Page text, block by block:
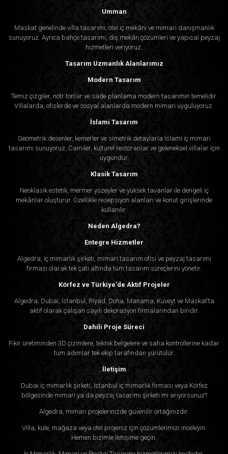
Umman
Maskat genelinde villa tasarımı, otel iç mekânı ve mimari danışmanlık
sunuyoruz. Ayrıca bahçe tasarımı, dış mekân çözümleri ve yapısal peyzaj
hizmetleri veriyoruz.
Tasarım Uzmanlık Alanlarımız
Modern Tasarım
Temiz çizgiler, nötr tonlar ve sade planlama modern tasarımın temelidir.
Villalarda, ofislerde ve sosyal alanlarda modern mimari uyguluyoruz.
İslami Tasarım
Geometrik desenler, kemerler ve simetrik detaylarla İslami iç mimari
tasarımı sunuyoruz. Camiler, kültürel restoranlar ve geleneksel villalar için
uygundur.
Klasik Tasarım
Neoklasik estetik, mermer yüzeyler ve yüksek tavanlar ile dengeli iç
mekânlar oluşturur. Özellikle resepsiyon alanları ve konut girişlerinde
kullanılır.
Neden Algedra?
Entegre Hizmetler
Algedra, iç mimarlık şirketi, mimari tasarım ofisi ve peyzaj tasarımı
firması olarak tek çatı altında tüm tasarım süreçlerini yönetir.
Körfez ve Türkiye'de Aktif Projeler
Algedra, Dubai, İstanbul, Riyad, Doha, Manama, Kuveyt ve Maskat’ta
aktif olarak çalışan sayılı dekorasyon firmalarından biridir.
Dahili Proje Süreci
Fikir üretiminden 3D çizimlere, teknik belgelere ve saha kontrollerine kadar
tüm adımlar tek ekip tarafından yürütülür.
İletişim
Dubai iç mimarlık şirketi, İstanbul iç mimarlık firması veya Körfez
bölgesinde mimari ya da peyzaj tasarımı şirketi mi arıyorsunuz?
Algedra, mimari projelerinizde güvenilir ortağınızdır.
Villa, kule, mağaza veya otel projeniz için çözümlerimizi inceleyin.
Hemen bizimle iletişime geçin.